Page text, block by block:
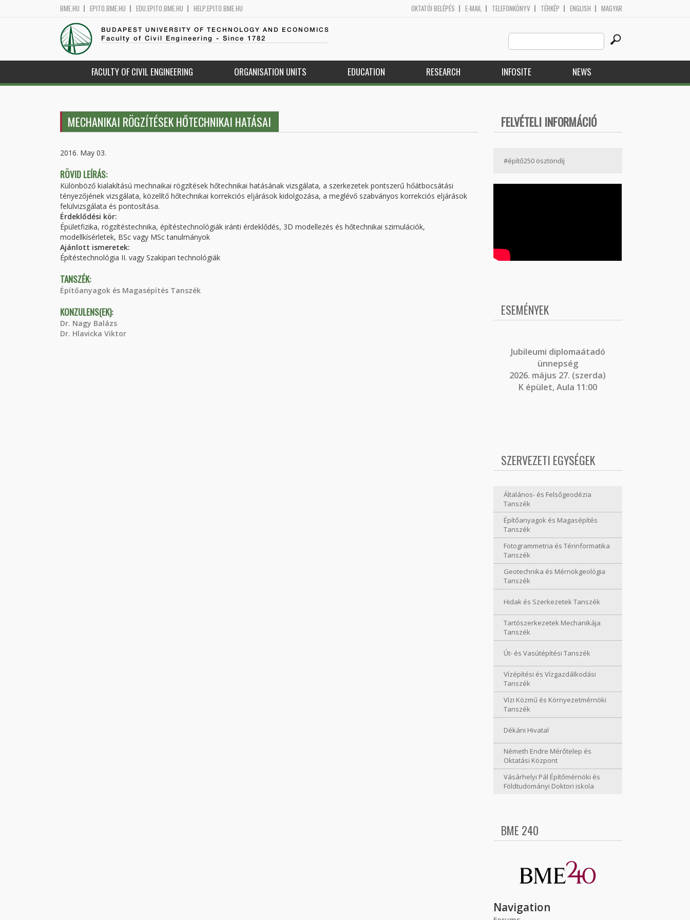
BME.HU EPITO.BME.HU EDU.EPITO.BME.HU HELP.EPITO.BME.HU OKTATÓI BELÉPÉS E-MAIL TELEFONKÖNYV TÉRKÉP ENGLISH MAGYAR
BUDAPEST UNIVERSITY OF TECHNOLOGY AND ECONOMICS
Faculty of Civil Engineering - Since 1782
Search
this
site
FACULTY OF CIVIL ENGINEERING ORGANISATION UNITS EDUCATION RESEARCH INFOSITE NEWS
MECHANIKAI RÖGZÍTÉSEK HŐTECHNIKAI HATÁSAI
2016. May 03.
RÖVID LEÍRÁS:
Különböző kialakítású mechnaikai rögzítések hőtechnikai hatásának vizsgálata, a szerkezetek pontszerű hőátbocsátási
tényezőjének vizsgálata, közelítő hőtechnikai korrekciós eljárások kidolgozása, a meglévő szabványos korrekciós eljárások
felülvizsgálata és pontosítása.
Érdeklődési kör:
Épületfizika, rögzítéstechnika, építéstechnológiák iránti érdeklődés, 3D modellezés és hőtechnikai szimulációk,
modellkísérletek, BSc vagy MSc tanulmányok
Ajánlott ismeretek:
Építéstechnológia II. vagy Szakipari technológiák
TANSZÉK:
Építőanyagok és Magasépítés Tanszék
KONZULENS(EK):
Dr. Nagy Balázs
Dr. Hlavicka Viktor
FELVÉTELI INFORMÁCIÓ
#építő250 ösztöndíj
ESEMÉNYEK
Jubileumi diplomaátadó
ünnepség
2026. május 27. (szerda)
K épület, Aula 11:00
SZERVEZETI EGYSÉGEK
Általános- és Felsőgeodézia
Tanszék
Építőanyagok és Magasépítés
Tanszék
Fotogrammetria és Térinformatika
Tanszék
Geotechnika és Mérnökgeológia
Tanszék
Hidak és Szerkezetek Tanszék
Tartószerkezetek Mechanikája
Tanszék
Út- és Vasútépítési Tanszék
Vízépítési és Vízgazdálkodási
Tanszék
Vízi Közmű és Környezetmérnöki
Tanszék
Dékáni Hivatal
Németh Endre Mérőtelep és
Oktatási Központ
Vásárhelyi Pál Építőmérnöki és
Földtudományi Doktori iskola
BME 240
Navigation